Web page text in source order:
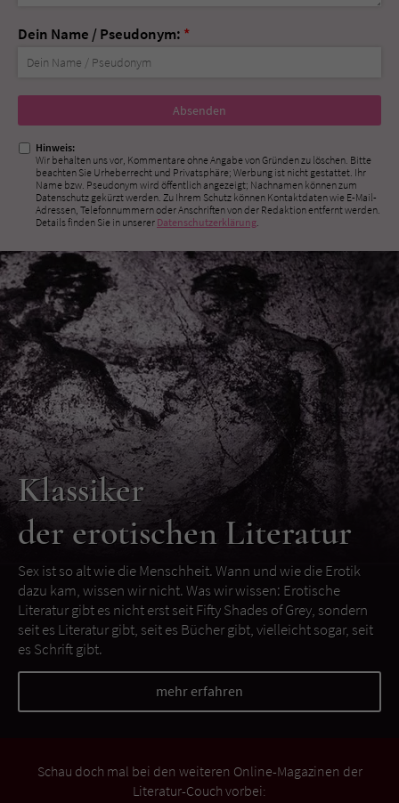
Dein Name / Pseudonym: *
Nicht
ausfüllen!
Hinweis:
Wir behalten uns vor, Kommentare ohne Angabe von Gründen zu löschen. Bitte
beachten Sie Urheberrecht und Privatsphäre; Werbung ist nicht gestattet. Ihr
Name bzw. Pseudonym wird öffentlich angezeigt; Nachnamen können zum
Datenschutz gekürzt werden. Zu Ihrem Schutz können Kontaktdaten wie E-Mail-
Adressen, Telefonnummern oder Anschriften von der Redaktion entfernt werden.
Details finden Sie in unserer Datenschutzerklärung
Klassiker
der erotischen Literatur
Sex ist so alt wie die Menschheit. Wann und wie die Erotik
dazu kam, wissen wir nicht. Was wir wissen: Erotische
Literatur gibt es nicht erst seit Fifty Shades of Grey, sondern
seit es Literatur gibt, seit es Bücher gibt, vielleicht sogar, seit
es Schrift gibt.
mehr erfahren
Schau doch mal bei den weiteren Online-Magazinen der
Literatur-Couch vorbei: